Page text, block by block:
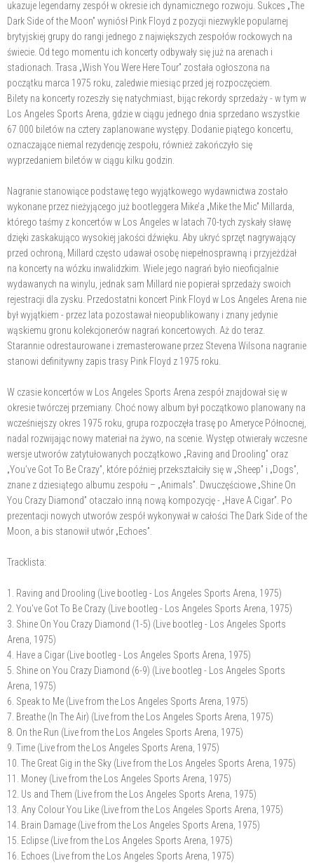
ukazuje legendarny zespół w okresie ich dynamicznego rozwoju. Sukces „The
Dark Side of the Moon” wyniósł Pink Floyd z pozycji niezwykle popularnej
brytyjskiej grupy do rangi jednego z największych zespołów rockowych na
świecie. Od tego momentu ich koncerty odbywały się już na arenach i
stadionach. Trasa „Wish You Were Here Tour” została ogłoszona na
początku marca 1975 roku, zaledwie miesiąc przed jej rozpoczęciem.
Bilety na koncerty rozeszły się natychmiast, bijąc rekordy sprzedaży - w tym w
Los Angeles Sports Arena, gdzie w ciągu jednego dnia sprzedano wszystkie
67 000 biletów na cztery zaplanowane występy. Dodanie piątego koncertu,
oznaczające niemal rezydencję zespołu, również zakończyło się
wyprzedaniem biletów w ciągu kilku godzin.
Nagranie stanowiące podstawę tego wyjątkowego wydawnictwa zostało
wykonane przez nieżyjącego już bootleggera Mike’a „Mike the Mic” Millarda,
którego taśmy z koncertów w Los Angeles w latach 70-tych zyskały sławę
dzięki zaskakująco wysokiej jakości dźwięku. Aby ukryć sprzęt nagrywający
przed ochroną, Millard często udawał osobę niepełnosprawną i przyjeżdżał
na koncerty na wózku inwalidzkim. Wiele jego nagrań było nieoficjalnie
wydawanych na winylu, jednak sam Millard nie popierał sprzedaży swoich
rejestracji dla zysku. Przedostatni koncert Pink Floyd w Los Angeles Arena nie
był wyjątkiem - przez lata pozostawał nieopublikowany i znany jedynie
wąskiemu gronu kolekcjonerów nagrań koncertowych. Aż do teraz.
Starannie odrestaurowane i zremasterowane przez Stevena Wilsona nagranie
stanowi definitywny zapis trasy Pink Floyd z 1975 roku.
W czasie koncertów w Los Angeles Sports Arena zespół znajdował się w
okresie twórczej przemiany. Choć nowy album był początkowo planowany na
wcześniejszy okres 1975 roku, grupa rozpoczęła trasę po Ameryce Północnej,
nadal rozwijając nowy materiał na żywo, na scenie. Występ otwierały wczesne
wersje utworów zatytułowanych początkowo „Raving and Drooling” oraz
„You’ve Got To Be Crazy”, które później przekształciły się w „Sheep” i „Dogs”,
znane z dziesiątego albumu zespołu – „Animals”. Dwuczęściowe „Shine On
You Crazy Diamond” otaczało inną nową kompozycję - „Have A Cigar”. Po
prezentacji nowych utworów zespół wykonywał w całości The Dark Side of the
Moon, a bis stanowił utwór „Echoes”.
Tracklista:
1. Raving and Drooling (Live bootleg - Los Angeles Sports Arena, 1975)
2. You've Got To Be Crazy (Live bootleg - Los Angeles Sports Arena, 1975)
3. Shine On You Crazy Diamond (1-5) (Live bootleg - Los Angeles Sports
Arena, 1975)
4. Have a Cigar (Live bootleg - Los Angeles Sports Arena, 1975)
5. Shine on You Crazy Diamond (6-9) (Live bootleg - Los Angeles Sports
Arena, 1975)
6. Speak to Me (Live from the Los Angeles Sports Arena, 1975)
7. Breathe (In The Air) (Live from the Los Angeles Sports Arena, 1975)
8. On the Run (Live from the Los Angeles Sports Arena, 1975)
9. Time (Live from the Los Angeles Sports Arena, 1975)
10. The Great Gig in the Sky (Live from the Los Angeles Sports Arena, 1975)
11. Money (Live from the Los Angeles Sports Arena, 1975)
12. Us and Them (Live from the Los Angeles Sports Arena, 1975)
13. Any Colour You Like (Live from the Los Angeles Sports Arena, 1975)
14. Brain Damage (Live from the Los Angeles Sports Arena, 1975)
15. Eclipse (Live from the Los Angeles Sports Arena, 1975)
16. Echoes (Live from the Los Angeles Sports Arena, 1975)